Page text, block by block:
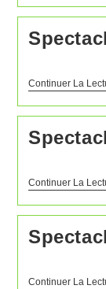
Continuer La
Continuer La
Continuer La